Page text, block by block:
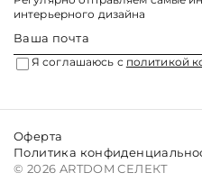
ПОКАЗАТЬ
Подпишитесь на
интерьерного дизайна
Оферта
Мы собираем куки.
соглашаетесь сПолитикой